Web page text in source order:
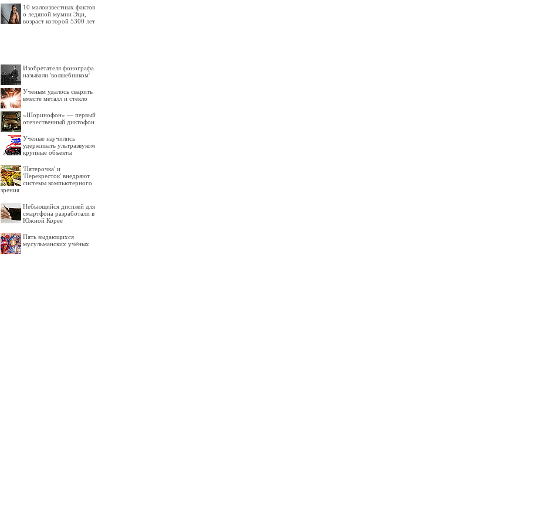
10 малоизвестных фактов
о ледяной мумии Эци,
возраст которой 5300 лет
Изобретателя фонографа
называли 'волшебником'
Ученым удалось сварить
вместе металл и стекло
«Шоринофон» — первый
отечественный диктофон
Ученые научились
удерживать ультразвуком
крупные объекты
'Пятерочка' и
'Перекресток' внедряют
системы компьютерного
зрения
Небьющийся дисплей для
смартфона разработали в
Южной Корее
Пять выдающихся
мусульманских учёных